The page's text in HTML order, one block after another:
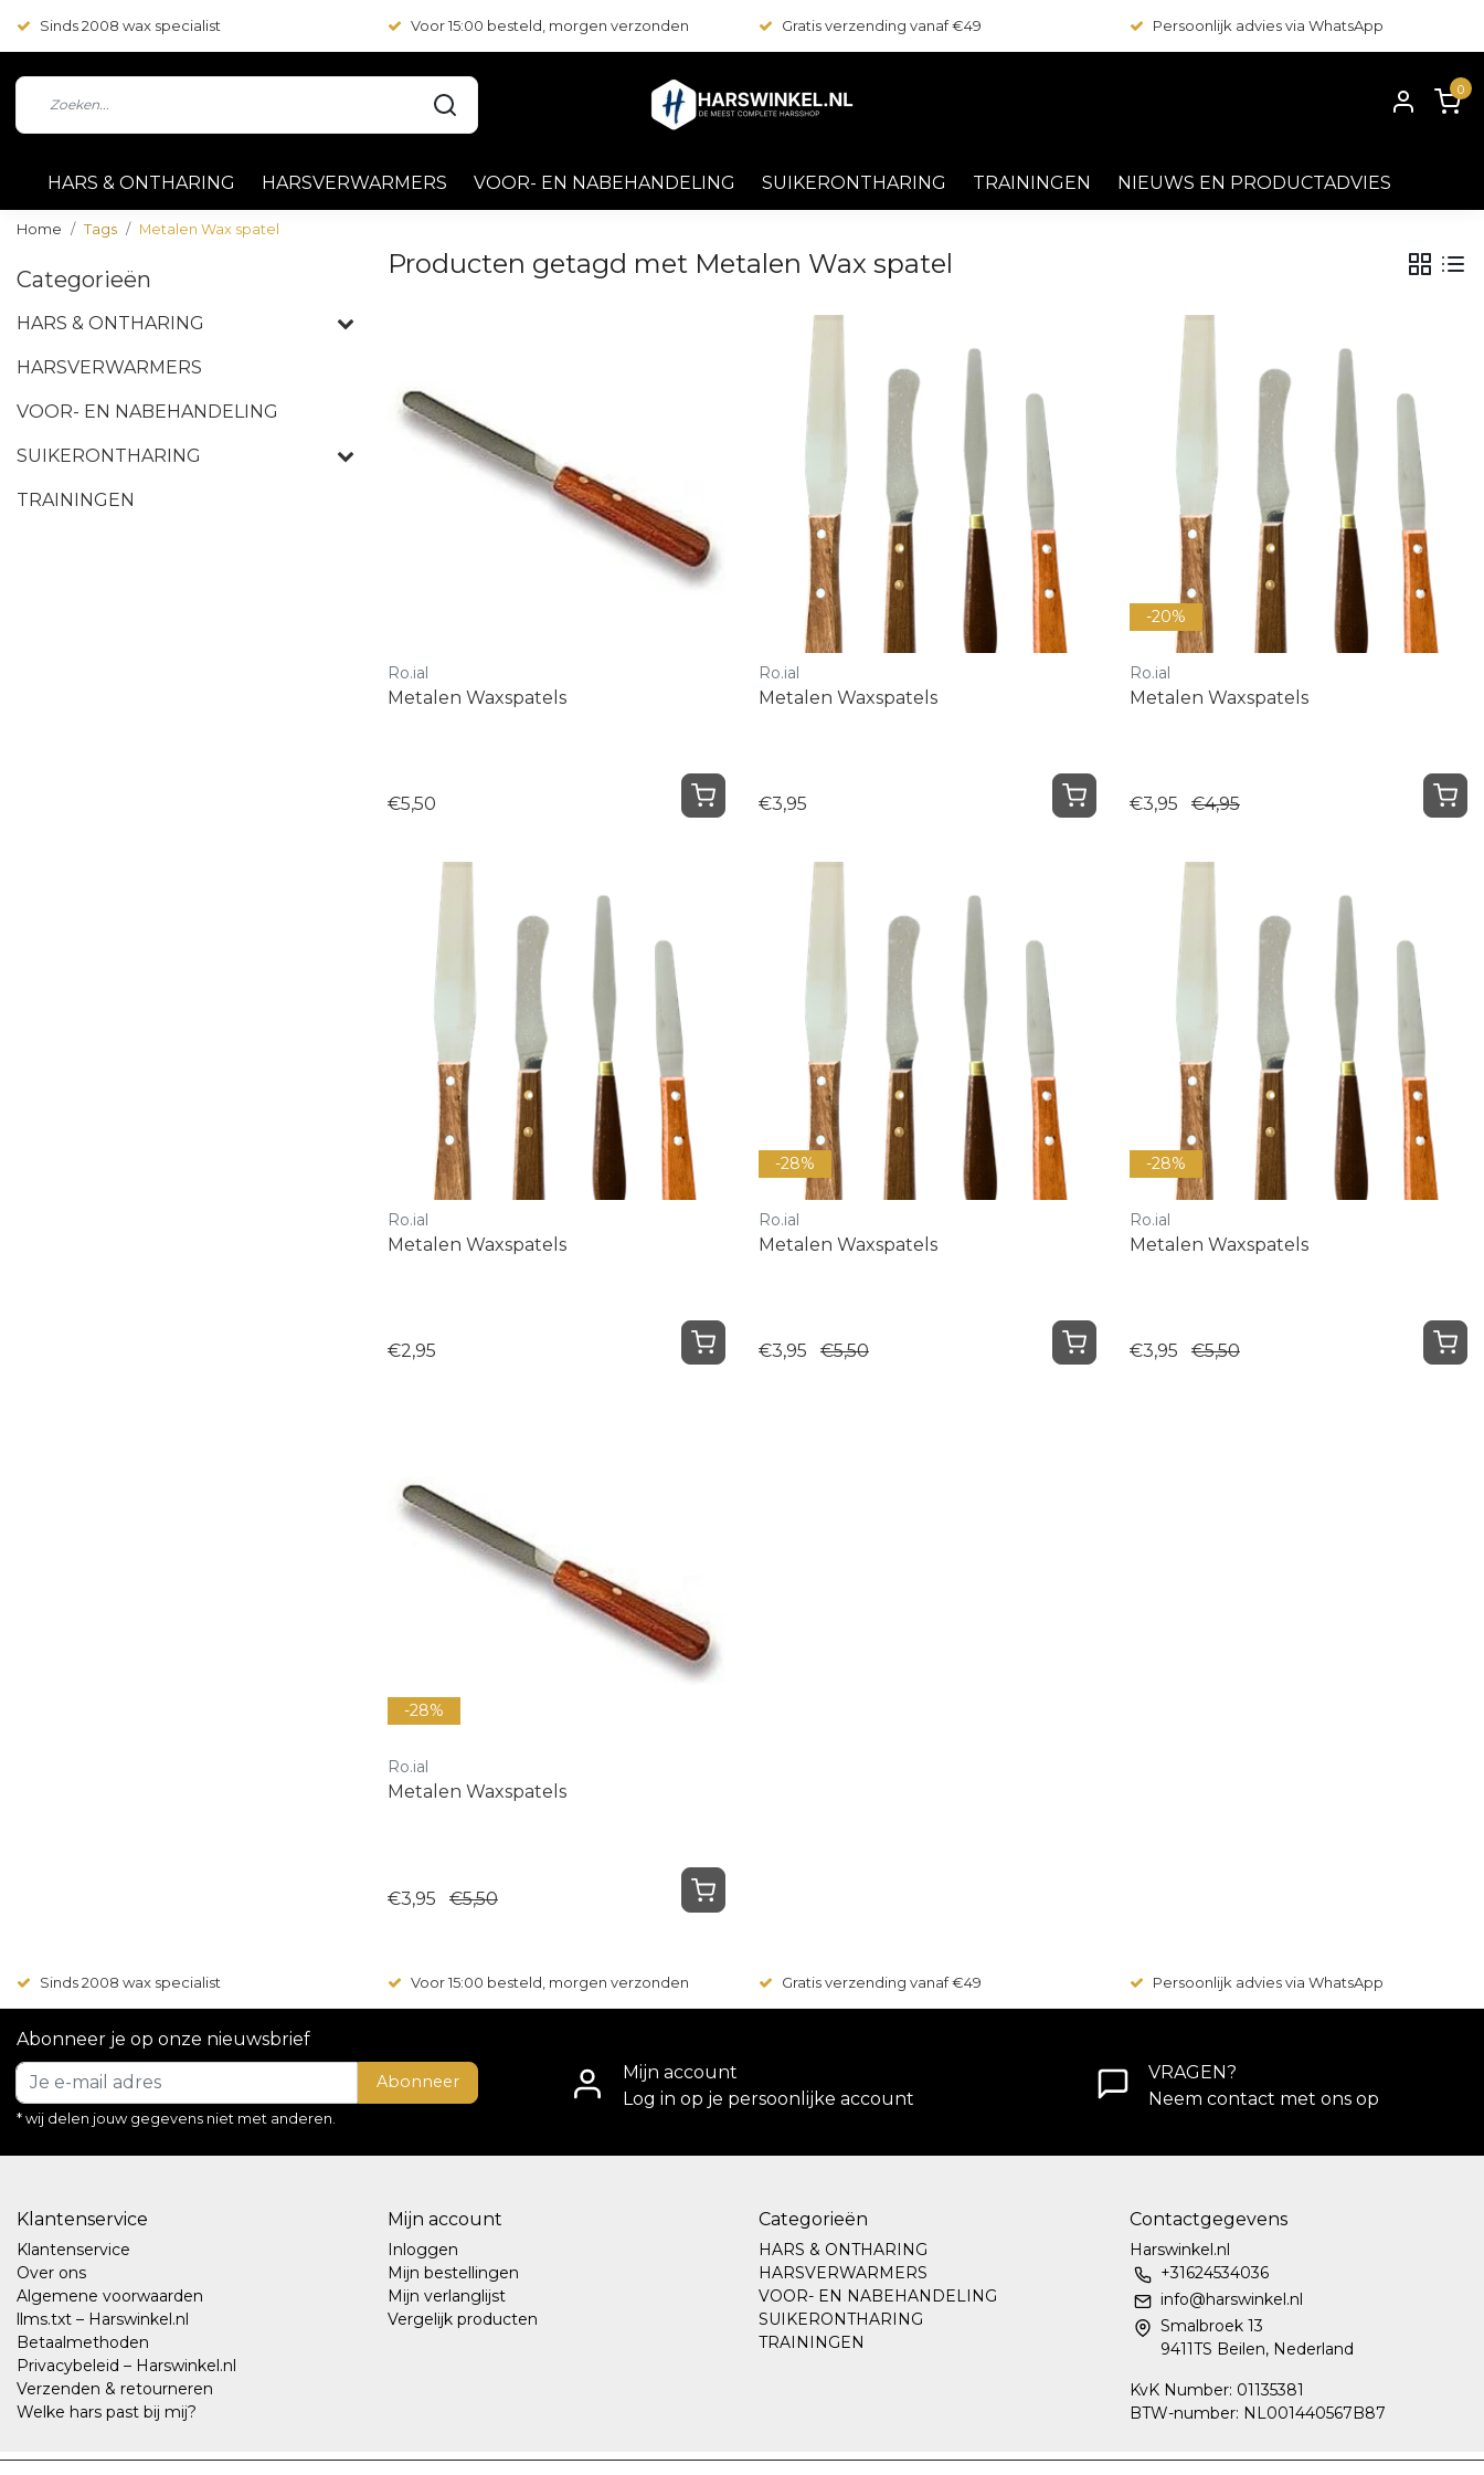
Sinds 2008 wax specialist Voor 15:00 besteld, morgen verzonden Gratis verzending vanaf €49 Persoonlijk advies via WhatsApp
0
HARS & ONTHARING HARSVERWARMERS VOOR- EN NABEHANDELING SUIKERONTHARING TRAININGEN NIEUWS EN PRODUCTADVIES
Home Tags Metalen Wax spatel
Categorieën
HARS & ONTHARING
HARSVERWARMERS
VOOR- EN NABEHANDELING
SUIKERONTHARING
TRAININGEN
Producten getagd met Metalen Wax spatel
Ro.ial
Metalen Waxspatels
€5,50
Ro.ial
Metalen Waxspatels
€3,95
-20%
Ro.ial
Metalen Waxspatels
€3,95 €4,95
Ro.ial
Metalen Waxspatels
€2,95
-28%
Ro.ial
Metalen Waxspatels
€3,95 €5,50
-28%
Ro.ial
Metalen Waxspatels
€3,95 €5,50
-28%
Ro.ial
Metalen Waxspatels
€3,95 €5,50
Sinds 2008 wax specialist Voor 15:00 besteld, morgen verzonden Gratis verzending vanaf €49 Persoonlijk advies via WhatsApp
Abonneer je op onze nieuwsbrief
Abonneer
* wij delen jouw gegevens niet met anderen.
Mijn account
Log in op je persoonlijke account
VRAGEN?
Neem contact met ons op
Klantenservice
Klantenservice
Over ons
Algemene voorwaarden
llms.txt – Harswinkel.nl
Betaalmethoden
Privacybeleid – Harswinkel.nl
Verzenden & retourneren
Welke hars past bij mij?
Mijn account
Inloggen
Mijn bestellingen
Mijn verlanglijst
Vergelijk producten
Categorieën
HARS & ONTHARING
HARSVERWARMERS
VOOR- EN NABEHANDELING
SUIKERONTHARING
TRAININGEN
Contactgegevens
Harswinkel.nl
+31624534036
info@harswinkel.nl
Smalbroek 13
9411TS Beilen, Nederland
KvK Number: 01135381
BTW-number: NL001440567B87